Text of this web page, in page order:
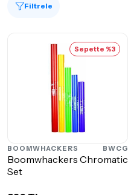
Filtrele
Sepette %3
BOOMWHACKERS BWCG
Boomwhackers Chromatic
Set